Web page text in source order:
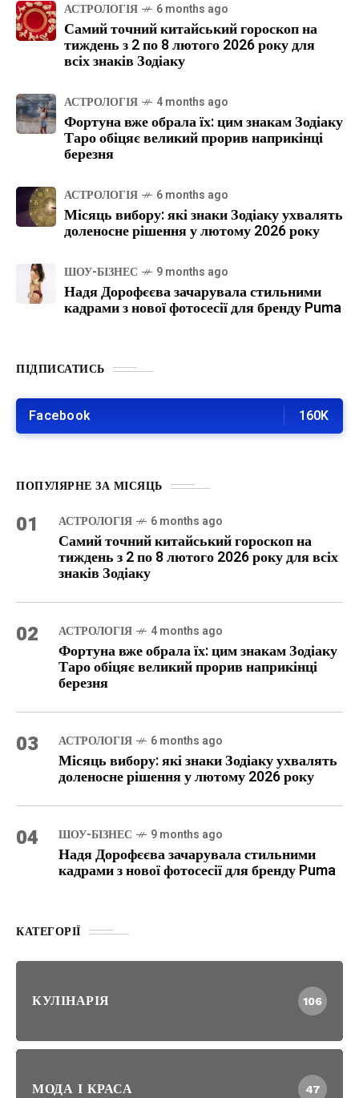
АСТРОЛОГІЯ 6 months ago
Самий точний китайський гороскоп на
тиждень з 2 по 8 лютого 2026 року для
всіх знаків Зодіаку
АСТРОЛОГІЯ 4 months ago
Фортуна вже обрала їх: цим знакам Зодіаку
Таро обіцяє великий прорив наприкінці
березня
АСТРОЛОГІЯ 6 months ago
Місяць вибору: які знаки Зодіаку ухвалять
доленосне рішення у лютому 2026 року
ШОУ-БІЗНЕС 9 months ago
Надя Дорофєєва зачарувала стильними
кадрами з нової фотосесії для бренду Puma
ПІДПИСАТИСЬ
Facebook 160K
ПОПУЛЯРНЕ ЗА МІСЯЦЬ
01 АСТРОЛОГІЯ 6 months ago
Самий точний китайський гороскоп на
тиждень з 2 по 8 лютого 2026 року для всіх
знаків Зодіаку
02 АСТРОЛОГІЯ 4 months ago
Фортуна вже обрала їх: цим знакам Зодіаку
Таро обіцяє великий прорив наприкінці
березня
03 АСТРОЛОГІЯ 6 months ago
Місяць вибору: які знаки Зодіаку ухвалять
доленосне рішення у лютому 2026 року
04 ШОУ-БІЗНЕС 9 months ago
Надя Дорофєєва зачарувала стильними
кадрами з нової фотосесії для бренду Puma
КАТЕГОРІЇ
КУЛІНАРІЯ 106
МОДА І КРАСА 47